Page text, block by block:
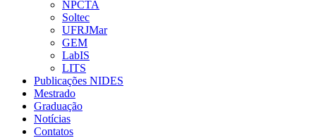
NPCTA
Soltec
UFRJMar
GEM
LabIS
LITS
Publicações NIDES
Mestrado
Graduação
Notícias
Contatos